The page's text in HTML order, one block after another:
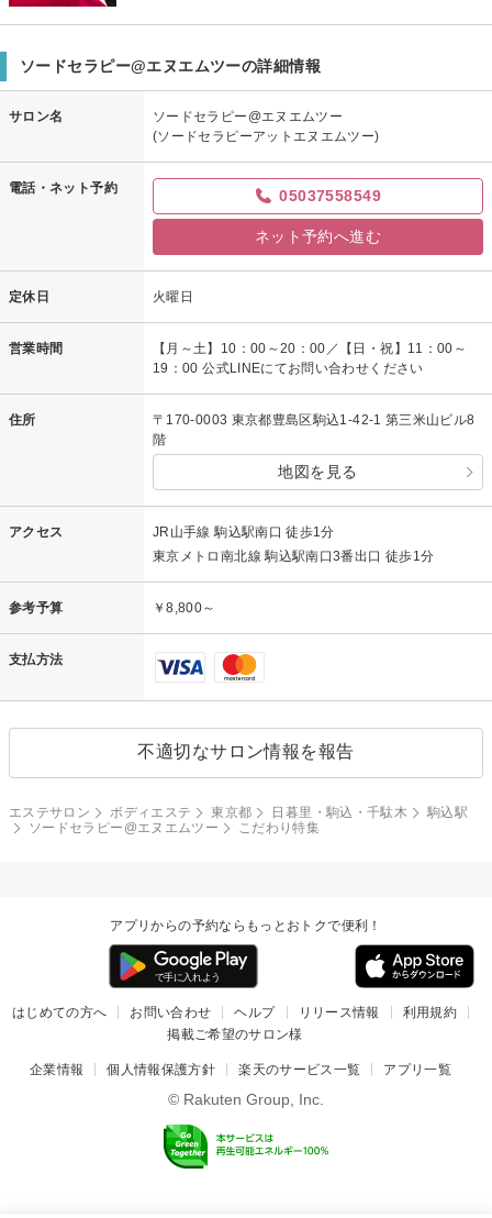
ソードセラピー@エヌエムツーの詳細情報
サロン名
ソードセラピー@エヌエムツー
(ソードセラピーアットエヌエムツー)
電話・ネット予約 05037558549
ネット予約へ進む
定休日 火曜日
営業時間
【月～土】10：00～20：00／【日・祝】11：00～
19：00 公式LINEにてお問い合わせください
住所
〒170-0003 東京都豊島区駒込1-42-1 第三米山ビル8
階
地図を見る
アクセス
JR山手線 駒込駅南口 徒歩1分
東京メトロ南北線 駒込駅南口3番出口 徒歩1分
参考予算 ￥8,800～
支払方法
不適切なサロン情報を報告
エステサロン ボディエステ 東京都 日暮里・駒込・千駄木
駒込駅
ソードセラピー@エヌエムツー
こだわり特集
アプリからの予約ならもっとおトクで便利！
はじめての方へ お問い合わせ ヘルプ リリース情報
利用規約
掲載ご希望のサロン様
企業情報 個人情報保護方針 楽天のサービス一覧 アプリ一覧
© Rakuten Group, Inc.